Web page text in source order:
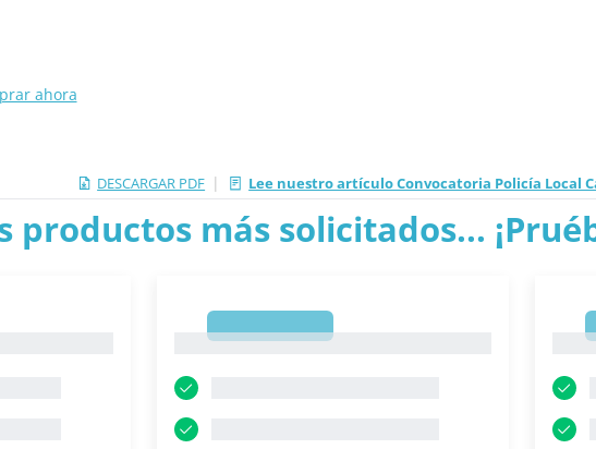
ahora
DESCARGAR PDF | Lee nuestro artículo Convocatoria Policía Local
productos más solicitados...